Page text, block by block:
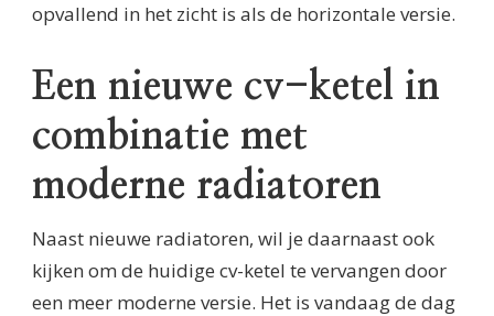
opvallend in het zicht is als de horizontale versie.
Een nieuwe cv-ketel in
combinatie met
moderne radiatoren
Naast nieuwe radiatoren, wil je daarnaast ook
kijken om de huidige cv-ketel te vervangen door
een meer moderne versie. Het is vandaag de dag